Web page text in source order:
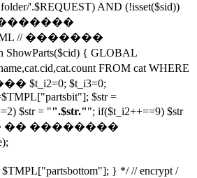
AND (!isset($sid))
// ��������
// �������
{ GLOBAL
FROM cat WHERE
$t_i2=0; $t_i3=0;
$str =
$str = "".$str.""; if($t_i2++==9) $str
�� ��������
} */ // encrypt /